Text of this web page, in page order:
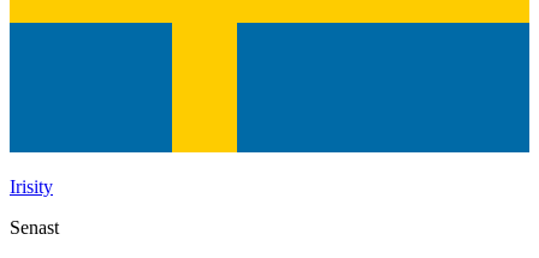
Irisity
Senast